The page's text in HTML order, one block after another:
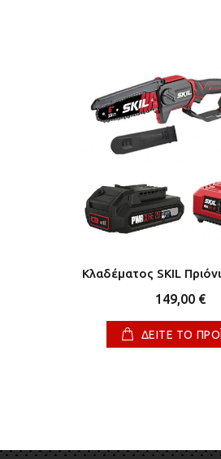
Κλαδέματος SKIL
149,00 €
ΔΕΙΤΕ ΤΟ